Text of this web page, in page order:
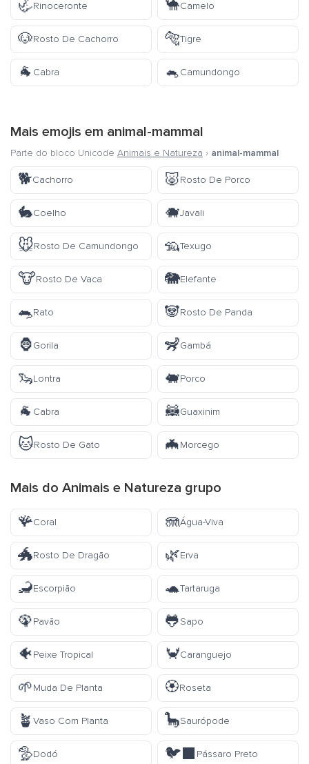
🦏Rinoceronte 🐪Camelo
🐶Rosto De Cachorro 🐅Tigre
🐐 Cabra 🐁Camundongo
Mais emojis em animal-mammal
Parte do bloco Unicode Animais e Natureza › animal-mammal
🐕Cachorro 🐷Rosto De Porco
🐇Coelho 🐗Javali
🐭Rosto De Camundongo 🦡Texugo
🐮Rosto De Vaca 🐘Elefante
🐀Rato 🐼Rosto De Panda
🦍Gorila 🦨Gambá
🦦Lontra 🐖Porco
🐐 Cabra 🦝Guaxinim
🐱Rosto De Gato 🦇Morcego
Mais do Animais e Natureza grupo
🪸Coral 🪼Água-Viva
🐲Rosto De Dragão 🌿Erva
🦂Escorpião 🐢Tartaruga
🦚Pavão 🐸Sapo
🐠Peixe Tropical 🦀Caranguejo
🌱Muda De Planta 🏵️Roseta
🪴 Vaso Com Planta 🦕Saurópode
🦤Dodó 🐦‍⬛ Pássaro Preto